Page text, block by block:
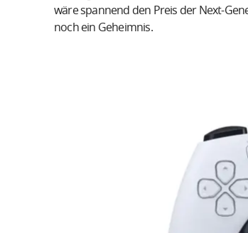
wäre spannend den Preis der Next-
noch ein Geheimnis.